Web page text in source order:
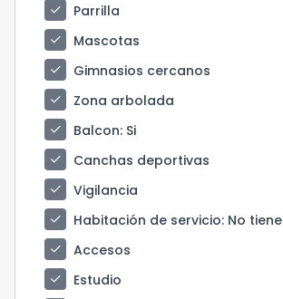
check
Parrilla
check
Mascotas
check
Gimnasios cercanos
check
Zona arbolada
check
Balcon: Si
check
Canchas deportivas
check
Vigilancia
check
Habitación de servicio: No tiene
check
Accesos
check
Estudio